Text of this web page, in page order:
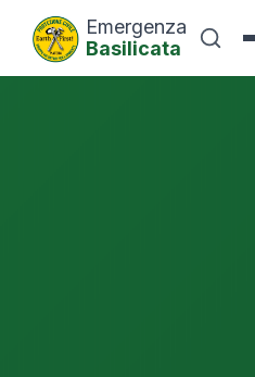
Emergenza
Basilicata